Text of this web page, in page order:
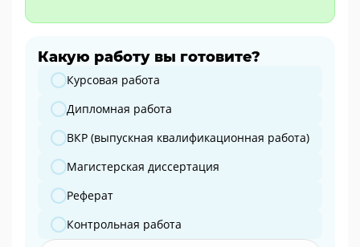
Какую работу вы готовите?
Какую работу вы готовите?
Курсовая работа
Дипломная работа
ВКР (выпускная квалификационная работа)
Магистерская диссертация
Реферат
Контрольная работа